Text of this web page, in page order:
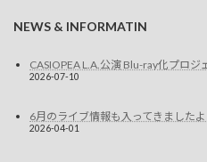
NEWS & INFORMATIN
CASIOPEA L.A.公演 Blu-ray化プロジ
2026-07-10
6月のライブ情報も入ってきましたよ
2026-04-01